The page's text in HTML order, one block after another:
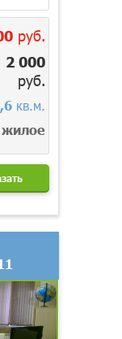
руб.
2 000
руб.
кв.м.
жилое